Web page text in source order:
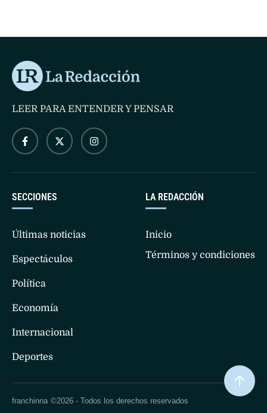
LA REDACCIÓN
Inicio
Términos y condiciones
SECCIONES
Últimas noticias
Espectáculos
Política
Economía
Internacional
Deportes
LEER PARA ENTENDER Y PENSAR
franchinna ©2026 - Todos los derechos reservados